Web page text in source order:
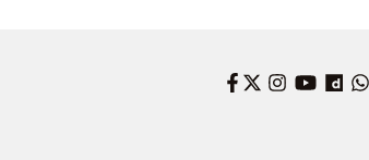
Facebook
Twitter
Instagram